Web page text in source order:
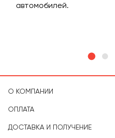
автомобилей.
О КОМПАНИИ
ОПЛАТА
ДОСТАВКА И ПОЛУЧЕНИЕ